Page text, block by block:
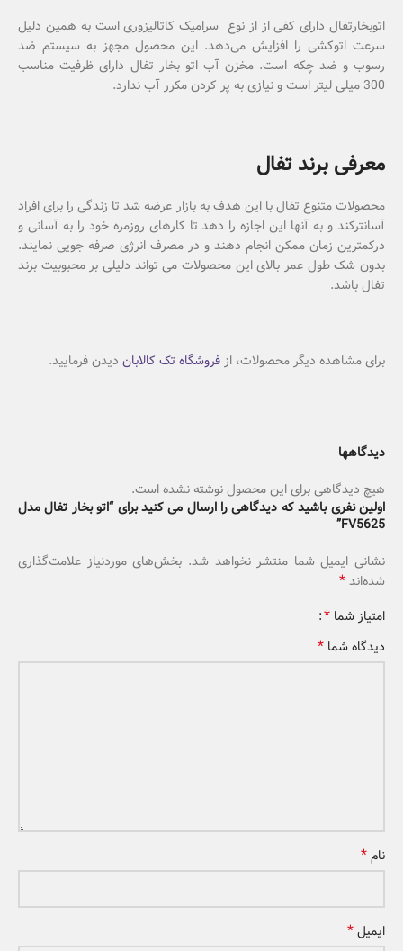
اتوبخارتفال دارای کفی از از نوع سرامیک کاتالیزوری است به همین دلیل
سرعت اتوکشی را افزایش می‌دهد. این محصول مجهز به سیستم ضد
رسوب و ضد چکه است. مخزن آب اتو بخار تفال دارای ظرفیت مناسب
300 میلی لیتر است و نیازی به پر کردن مکرر آب ندارد.
معرفی برند تفال
محصولات متنوع تفال با این هدف به بازار عرضه شد تا زندگی را برای افراد
آسانترکند و به آنها این اجازه را دهد تا کارهای روزمره خود را به آسانی و
درکمترین زمان ممکن انجام دهند و در مصرف انرژی صرفه جویی نمایند.
بدون شک طول عمر بالای این محصولات می تواند دلیلی بر محبوبیت برند
تفال باشد.
برای مشاهده دیگر محصولات، از فروشگاه تک کالابان دیدن فرمایید.
دیدگاهها
هیچ دیدگاهی برای این محصول نوشته نشده است.
اولین نفری باشید که دیدگاهی را ارسال می کنید برای “اتو بخار تفال مدل
FV5625”
نشانی ایمیل شما منتشر نخواهد شد. بخش‌های موردنیاز علامت‌گذاری
شده‌اند*
امتیاز شما *
دیدگاه شما *
نام*
ایمیل*